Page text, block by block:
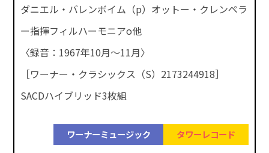
ダニエル・バレンボイム（p）オットー・クレンペラ
ー指揮フィルハーモニアo他
〈録音：1967年10月～11月〉
［ワーナー・クラシックス（S）2173244918］
SACDハイブリッド3枚組
ワーナーミュージック タワーレコード